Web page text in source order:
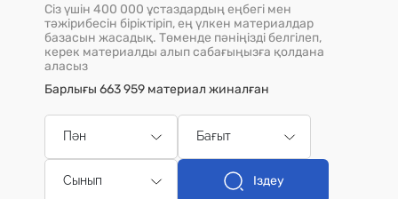
Сіз үшін 400 000 ұстаздардың еңбегі мен
тәжірибесін біріктіріп, ең үлкен материалдар
базасын жасадық. Төменде пәніңізді белгілеп,
керек материалды алып сабағыңызға қолдана
аласыз
Барлығы 663 959 материал жиналған
Пән Бағыт
Сынып Іздеу